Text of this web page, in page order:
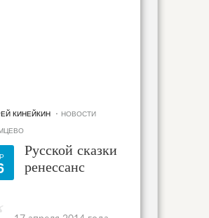
КИНЕЙКИН · НОВОСТИ
Русской сказки
ренессанс